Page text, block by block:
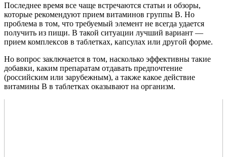
Последнее время все чаще встречаются статьи и обзоры,
которые рекомендуют прием витаминов группы B. Но
проблема в том, что требуемый элемент не всегда удается
получить из пищи. В такой ситуации лучший вариант —
прием комплексов в таблетках, капсулах или другой форме.
Но вопрос заключается в том, насколько эффективны такие
добавки, каким препаратам отдавать предпочтение
(российским или зарубежным), а также какое действие
витамины В в таблетках оказывают на организм.